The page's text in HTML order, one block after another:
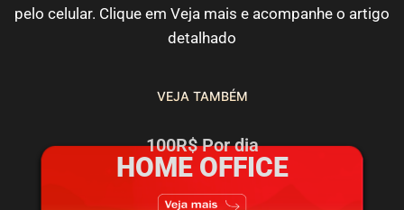
pelo celular. Clique em Veja mais e acompanhe o artigo
detalhado
VEJA TAMBÉM
100R$ Por dia
HOME OFFICE